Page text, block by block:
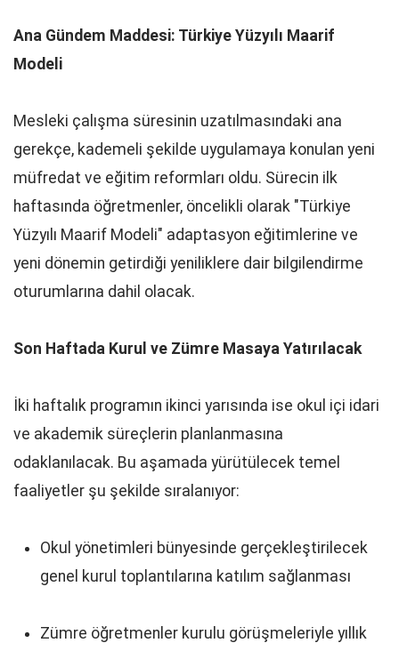
Ana Gündem Maddesi: Türkiye Yüzyılı Maarif
Modeli
Mesleki çalışma süresinin uzatılmasındaki ana
gerekçe, kademeli şekilde uygulamaya konulan yeni
müfredat ve eğitim reformları oldu. Sürecin ilk
haftasında öğretmenler, öncelikli olarak "Türkiye
Yüzyılı Maarif Modeli" adaptasyon eğitimlerine ve
yeni dönemin getirdiği yeniliklere dair bilgilendirme
oturumlarına dahil olacak.
Son Haftada Kurul ve Zümre Masaya Yatırılacak
İki haftalık programın ikinci yarısında ise okul içi idari
ve akademik süreçlerin planlanmasına
odaklanılacak. Bu aşamada yürütülecek temel
faaliyetler şu şekilde sıralanıyor:
Okul yönetimleri bünyesinde gerçekleştirilecek
genel kurul toplantılarına katılım sağlanması
Zümre öğretmenler kurulu görüşmeleriyle yıllık